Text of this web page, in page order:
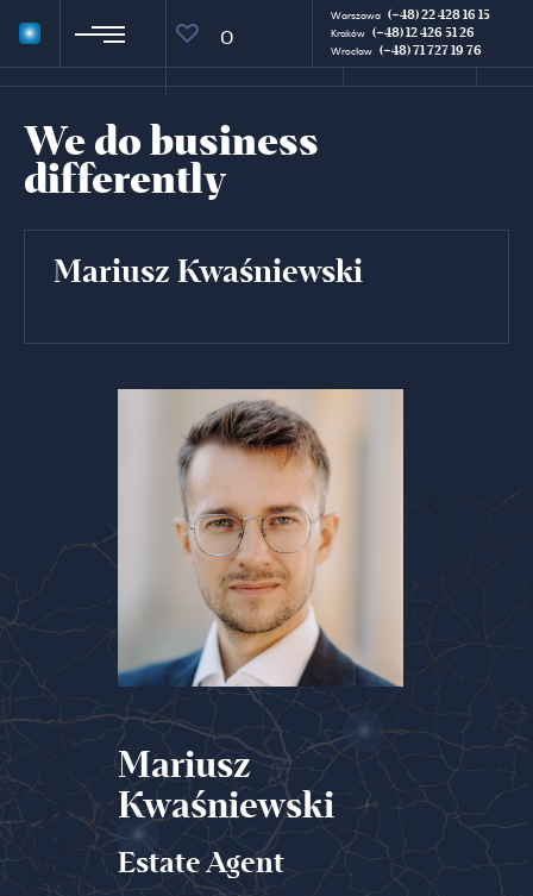
0
Warszawa (+48) 22 428 16 15
Kraków (+48) 12 426 51 26
Wrocław (+48) 71 727 19 76
We do business
differently
Mariusz Kwaśniewski
Mariusz
Kwaśniewski
EstateAgent